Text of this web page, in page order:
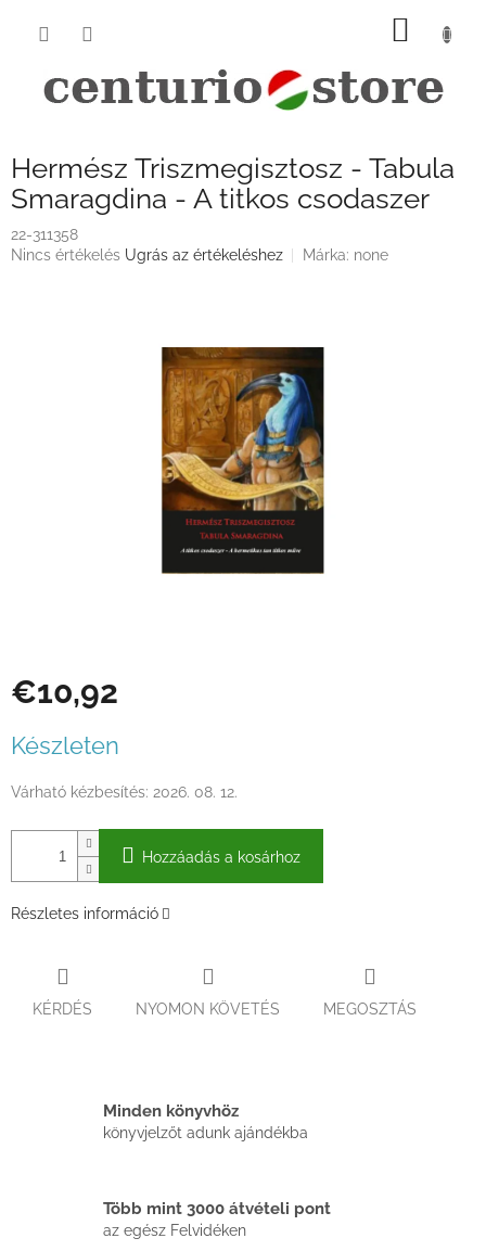
KOSÁR
Hermész Triszmegisztosz - Tabula
Smaragdina - A titkos csodaszer
22-311358
A
Nincs értékelés Ugrás az értékeléshez Márka: none
€10,92
Készleten
Várható kézbesítés: 2026. 08. 12.
Hozzáadás a kosárhoz
Részletes információ
KÉRDÉS NYOMON KÖVETÉS MEGOSZTÁS
Minden könyvhöz
könyvjelzőt adunk ajándékba
Több mint 3000 átvételi pont
az egész Felvidéken